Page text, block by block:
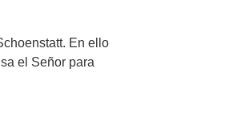
En ello
el Señor para